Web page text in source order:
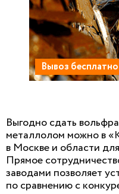
Вывоз бесплатно
Выгодно сдать
металлолом можно в
в Москве и области
Прямое
заводами позволяет
по сравнению с